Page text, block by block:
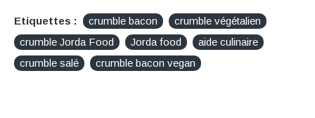
Etiquettes : crumble bacon
crumble végétalien
crumble Jorda Food
Jorda food
aide culinaire
crumble salé
crumble bacon vegan